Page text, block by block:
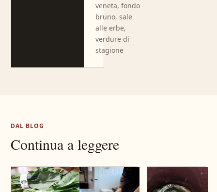
veneta, fondo
bruno, sale
alle erbe,
verdure di
stagione
DAL BLOG
Continua a leggere